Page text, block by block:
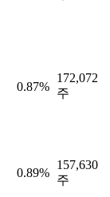
0.87%
172,072
주
0.89%
157,630
주